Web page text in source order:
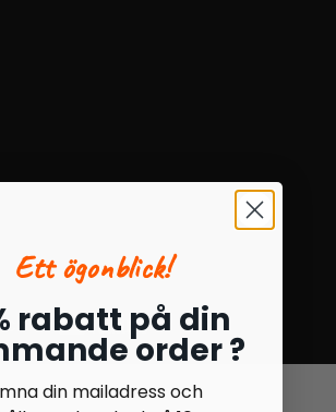
Ett ögonblick!
rabatt på din
order ?
din mailadress och